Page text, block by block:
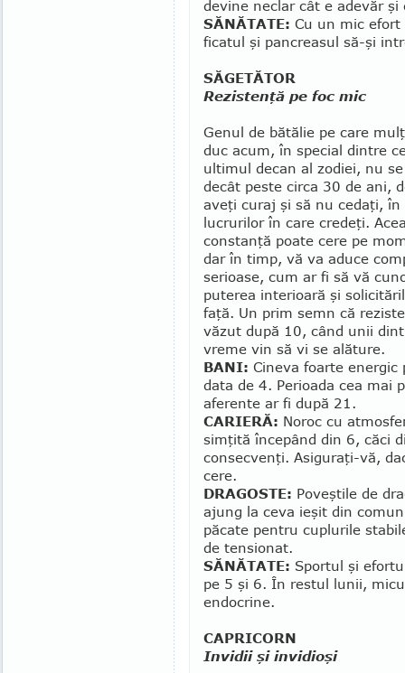
devine neclar cât e adevăr şi
SĂNĂTATE: Cu un mic
ficatul şi pancreasul să-şi
SĂGETĂTOR
Rezistenţă pe foc mic
Genul de bătălie pe care
duc acum, în special dintre
ultimul decan al zodiei, nu
decât pes­te circa 30 de ani,
aveţi curaj şi să nu ce­daţi,
lucrurilor în care credeţi.
constanţă poate cere pe
dar în timp, vă va aduce
serioase, cum ar fi să vă
puterea interioară şi
faţă. Un prim semn că
văzut după 10, când unii
vreme vin să vi se alăture.
BANI: Cineva foarte energic
data de 4. Pe­rioa­da cea mai
aferente ar fi după 21.
CARIERĂ: Noroc cu
simţită înce­pând din 6, căci
consecvenţi. Asiguraţi-vă,
cere.
DRAGOSTE: Poveştile de
ajung la ceva ieşit din
păcate pentru cuplurile
de tensionat.
SĂNĂTATE: Sportul şi
pe 5 şi 6. În restul lunii,
endocrine.
CAPRICORN
Invidii şi invidioşi